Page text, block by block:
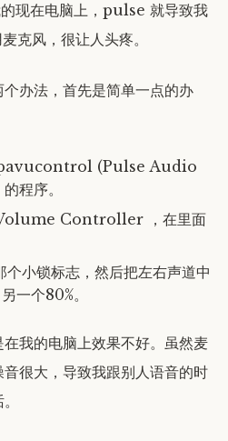
现在电脑上，pulse 就导致我
克风，很让人头疼。
办法，首先是简单一点的办
pavucontrol (Pulse Audio
序。
Controller ，在里面
小锁标志，然后把左右声道中
一个80%。
我的电脑上效果不好。虽然麦
很大，导致我跟别人语音的时